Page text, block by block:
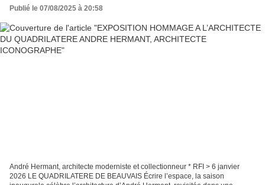
Publié le 07/08/2025 à 20:58
André Hermant, architecte moderniste et collectionneur * RFI > 6 janvier
2026 LE QUADRILATERE DE BEAUVAIS Écrire l’espace, la saison